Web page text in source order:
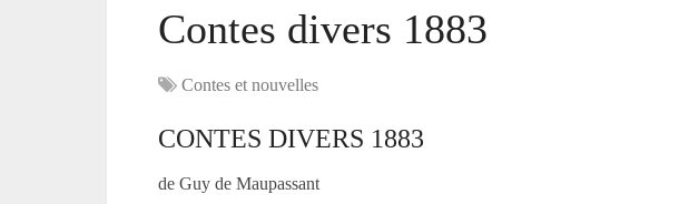
Contes divers 1883
Contes et nouvelles
CONTES DIVERS 1883
de Guy de Maupassant